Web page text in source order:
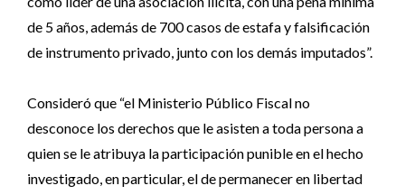
de 5 años, además de 700 casos de estafa y falsificación
de instrumento privado, junto con los demás imputados”.
Consideró que “el Ministerio Público Fiscal no
desconoce los derechos que le asisten a toda persona a
quien se le atribuya la participación punible en el hecho
investigado, en particular, el de permanecer en libertad